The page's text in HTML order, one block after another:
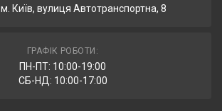
м. Київ, вулиця Автотранспортна, 8
ГРАФІК РОБОТИ:
ПН-ПТ: 10:00-19:00
СБ-НД: 10:00-17:00